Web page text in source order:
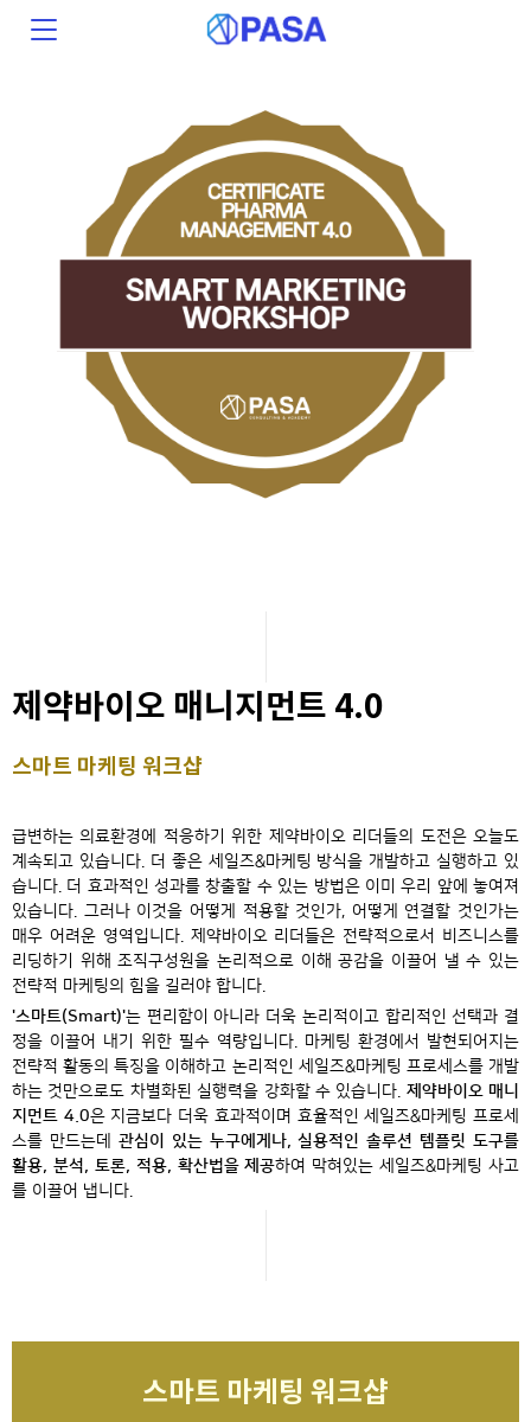
제약바이오 매니지먼트 4.0
스마트 마케팅 워크샵
급변하는 의료환경에 적응하기 위한 제약바이오 리더들의 도전은 오늘도
계속되고 있습니다. 더 좋은 세일즈&마케팅 방식을 개발하고 실행하고 있
습니다. 더 효과적인 성과를 창출할 수 있는 방법은 이미 우리 앞에 놓여져
있습니다. 그러나 이것을 어떻게 적용할 것인가, 어떻게 연결할 것인가는
매우 어려운 영역입니다. 제약바이오 리더들은 전략적으로서 비즈니스를
리딩하기 위해 조직구성원을 논리적으로 이해 공감을 이끌어 낼 수 있는
전략적 마케팅의 힘을 길러야 합니다.
'스마트(Smart)'는 편리함이 아니라 더욱 논리적이고 합리적인 선택과 결
정을 이끌어 내기 위한 필수 역량입니다. 마케팅 환경에서 발현되어지는
전략적 활동의 특징을 이해하고 논리적인 세일즈&마케팅 프로세스를 개발
하는 것만으로도 차별화된 실행력을 강화할 수 있습니다. 제약바이오 매니
지먼트 4.0은 지금보다 더욱 효과적이며 효율적인 세일즈&마케팅 프로세
스를 만드는데 관심이 있는 누구에게나, 실용적인 솔루션 템플릿 도구를
활용, 분석, 토론, 적용, 확산법을 제공하여 막혀있는 세일즈&마케팅 사고
를 이끌어 냅니다.
스마트 마케팅 워크샵